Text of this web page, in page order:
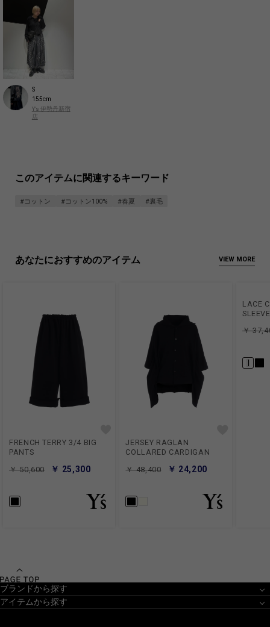
S
155cm
Y’s 伊勢丹新宿
店
このアイテムに関連するキーワード
#コットン #コットン100% #春夏 #裏毛
あなたにおすすめのアイテム VIEW MORE
FRENCH TERRY 3/4 BIG
PANTS
￥ 50,600
￥ 25,300
JERSEY RAGLAN
COLLARED CARDIGAN
￥ 48,400
￥ 24,200
LACE
￥
ブランドから探す
アイテムから探す